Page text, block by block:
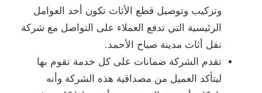
وتركيب وتوصيل قطع الأثاث تكون أحد العوامل
الرئيسية التي تدفع العملاء على التواصل مع شركة
نقل أثاث مدينة صباح الأحمد.
تقدم الشركة ضمانات على كل خدمة تقوم بها
ليتأكد العميل من مصداقية هذه الشركة وأنه